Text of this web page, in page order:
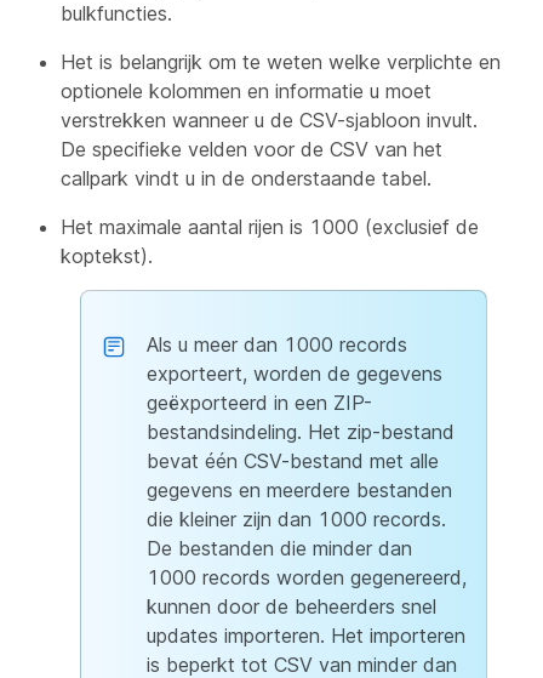
bulkfuncties.
Het is belangrijk om te weten welke verplichte en
optionele kolommen en informatie u moet
verstrekken wanneer u de CSV-sjabloon invult.
De specifieke velden voor de CSV van het
callpark vindt u in de onderstaande tabel.
Het maximale aantal rijen is 1000 (exclusief de
koptekst).
Als u meer dan 1000 records
exporteert, worden de gegevens
geëxporteerd in een ZIP-
bestandsindeling. Het zip-bestand
bevat één CSV-bestand met alle
gegevens en meerdere bestanden
die kleiner zijn dan 1000 records.
De bestanden die minder dan
1000 records worden gegenereerd,
kunnen door de beheerders snel
updates importeren. Het importeren
is beperkt tot CSV van minder dan